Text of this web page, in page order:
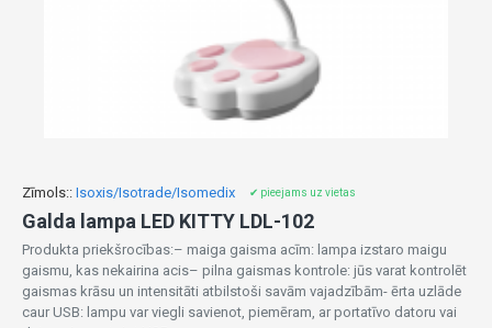
Zīmols:: Isoxis/Isotrade/Isomedix ✔ pieejams uz vietas
Galda lampa LED KITTY LDL-102
Produkta priekšrocības:– maiga gaisma acīm: lampa izstaro maigu
gaismu, kas nekairina acis– pilna gaismas kontrole: jūs varat kontrolēt
gaismas krāsu un intensitāti atbilstoši savām vajadzībām- ērta uzlāde
caur USB: lampu var viegli savienot, piemēram, ar portatīvo datoru vai